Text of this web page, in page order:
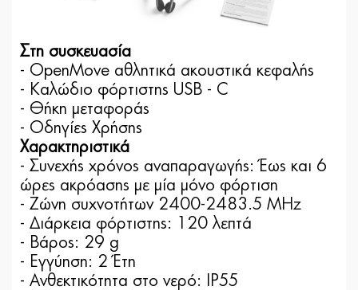
Στη συσκευασία
- OpenMove αθλητικά ακουστικά κεφαλής
- Καλώδιο φόρτιστης USB - C
- Θήκη μεταφοράς
- Οδηγίες Χρήσης
Χαρακτηριστικά
- Συνεχής χρόνος αναπαραγωγής: Έως και 6
ώρες ακρόασης με μία μόνο φόρτιση
- Ζώνη συχνοτήτων 2400-2483.5 MHz
- Διάρκεια φόρτιστης: 120 λεπτά
- Βάρος: 29 g
- Εγγύηση: 2 Έτη
- Ανθεκτικότητα στο νερό: IP55